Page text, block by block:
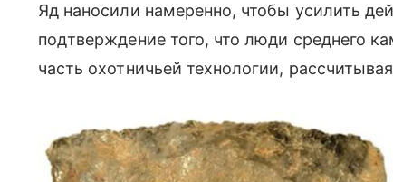
Яд наносили намеренно, чтобы усилить
подтверждение того, что люди среднего
часть охотничьей технологии,